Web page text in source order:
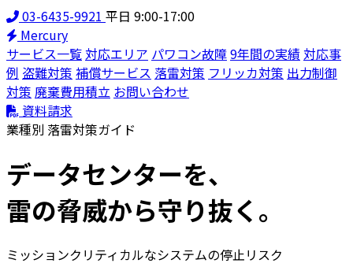
03-6435-9921 平日 9:00-17:00
Mercury
サービス一覧対応エリア パワコン故障9年間の実績対応事
例 盗難対策 補償サービス 落雷対策 フリッカ対策 出力制御
対策 廃棄費用積立 お問い合わせ
資料請求
業種別 落雷対策ガイド
データセンターを、
雷の脅威から守り抜く。
ミッションクリティカルなシステムの停止リスク